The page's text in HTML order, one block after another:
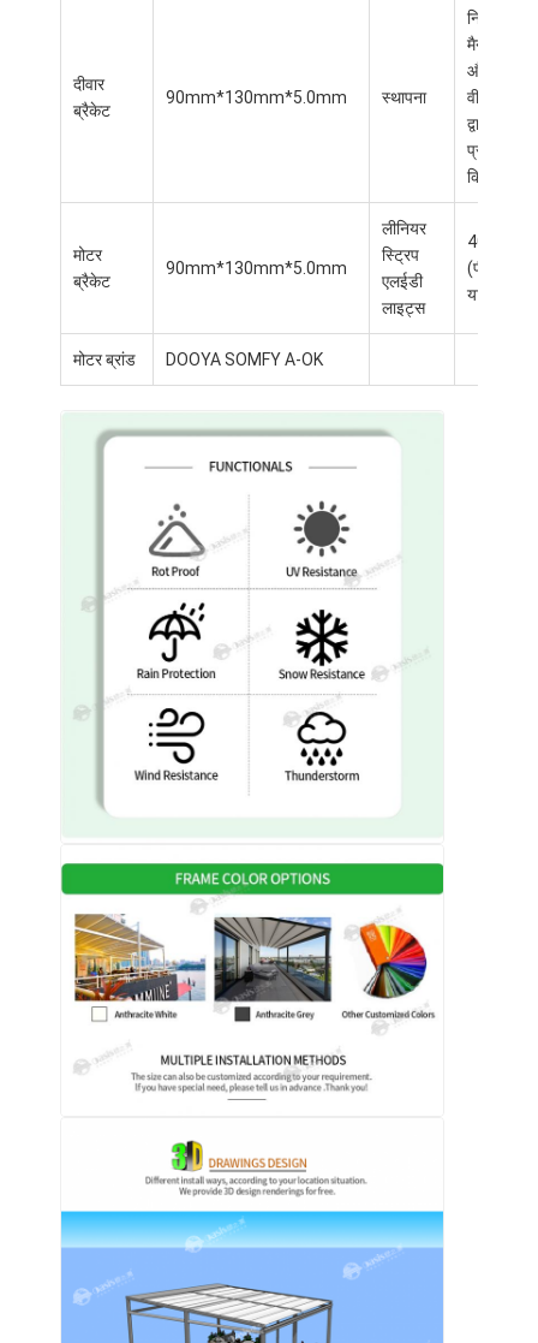
दीवार
ब्रैकेट
90mm*130mm*5.0mm स्थापना
निर्देश
मैनुअल
और
वीडियो
द्वारा
प्रदान
किए गए
मोटर
ब्रैकेट
90mm*130mm*5.0mm
लीनियर
स्ट्रिप
एलईडी
लाइट्स
4000K
(पीला)
या अन्य
मोटर ब्रांड DOOYA SOMFY A-OK